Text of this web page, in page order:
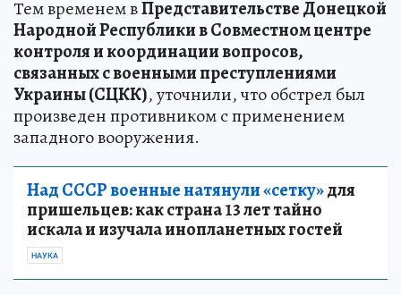
Тем временем вПредставительстве Донецкой
Народной Республики в Совместном центре
контроля и координации вопросов,
связанных с военными преступлениями
Украины (СЦКК), уточнили, что обстрел был
произведен противником с применением
западного вооружения.
Над СССР военные натянули «сетку»для
пришельцев: как страна 13 лет тайно
искала и изучала инопланетных гостей
НАУКА